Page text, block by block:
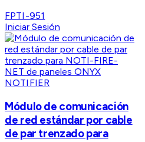
FPTI-951
Iniciar Sesión
NOTIFIER
Módulo de comunicación
de red estándar por cable
de par trenzado para